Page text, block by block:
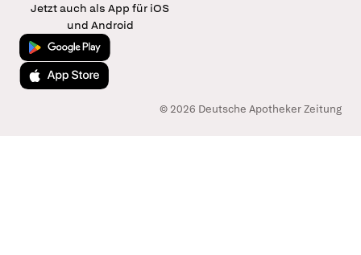
Jetzt auch als App für iOS
und Android
Jetzt bei Google Play
Laden im App Store
© 2026 Deutsche Apotheker Zeitung